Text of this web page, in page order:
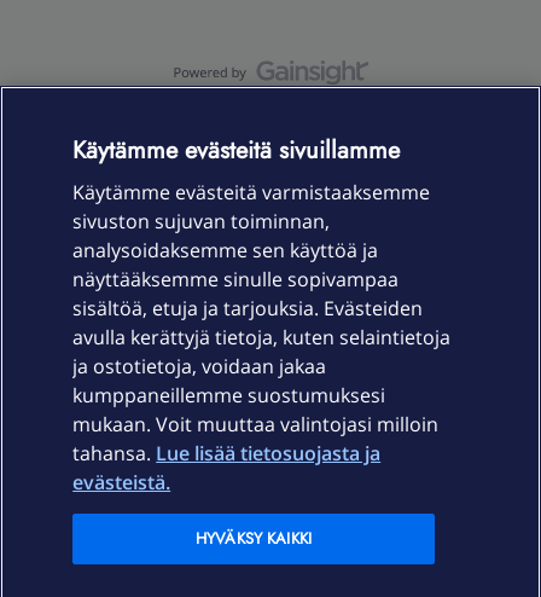
Laitteet & liittymät
Palvelut
Ajankohtaista
Elisa Oyj
Käytämme evästeitä sivuillamme
Käytämme evästeitä varmistaaksemme
sivuston sujuvan toiminnan,
analysoidaksemme sen käyttöä ja
näyttääksemme sinulle sopivampaa
sisältöä, etuja ja tarjouksia. Evästeiden
avulla kerättyjä tietoja, kuten selaintietoja
ja ostotietoja, voidaan jakaa
kumppaneillemme suostumuksesi
mukaan. Voit muuttaa valintojasi milloin
tahansa. Lue lisää tietosuojasta ja
evästeistä.
HYVÄKSY KAIKKI